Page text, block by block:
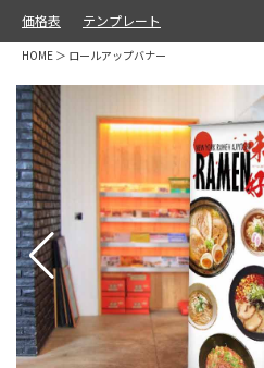
価格表 テンプレート
HOME ＞ ロールアップバナー